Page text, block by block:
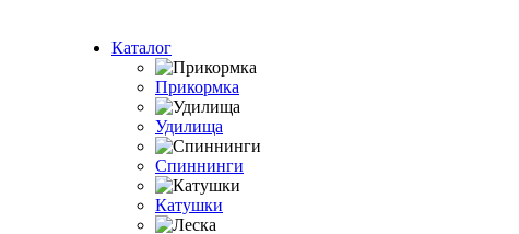
Каталог
Прикормка
Удилища
Спиннинги
Катушки